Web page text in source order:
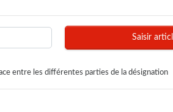
Saisir
entre les différentes parties de la désignation